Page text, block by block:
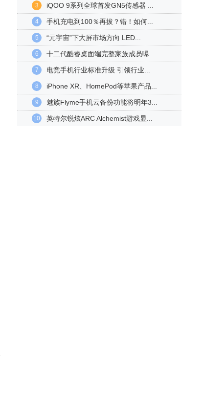
3 iQOO 9系列全球首发GN5传感器 ...
4 手机充电到100％再拔？错！如何...
5 “元宇宙”下大屏市场方向 LED...
6 十二代酷睿桌面端完整家族成员曝...
7 电竞手机行业标准升级 引领行业...
8 iPhone XR、HomePod等苹果产品...
9 魅族Flyme手机云备份功能将明年3...
10 英特尔锐炫ARC Alchemist游戏显...